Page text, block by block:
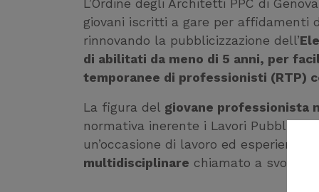
L’Ordine degli Architetti PPC di
giovani iscritti a gare per affidamenti
rinnovando la pubblicizzazione dell’
di abilitati da meno di 5 anni, per
temporanee di professionisti (RTP)
La figura del giovane professionista
normativa inerente i Lavori Pubblici,
un’occasione di lavoro ed esperienza
multidisciplinare chiamato a svolgere